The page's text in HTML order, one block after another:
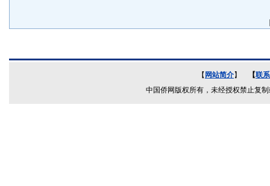
【 网站简介】 【联
中国侨网版权所有，未经授权禁止复